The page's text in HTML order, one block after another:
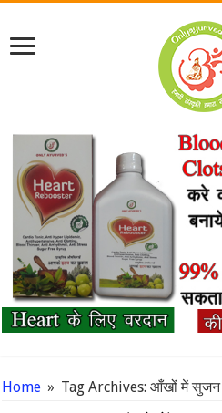
Home » Tag Archives: आँखों में सुजन